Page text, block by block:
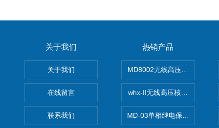
关于我们
关于我们
在线留言
联系我们
热销产品
MD8002无线高压核相仪
whx-II无线高压核相仪
MD-03单相继电保护测试仪价